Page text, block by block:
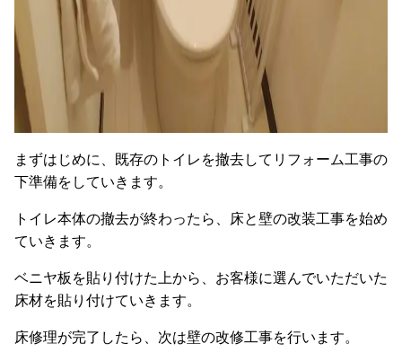
まずはじめに、既存のトイレを撤去してリフォーム工事の
下準備をしていきます。
トイレ本体の撤去が終わったら、床と壁の改装工事を始め
ていきます。
ベニヤ板を貼り付けた上から、お客様に選んでいただいた
床材を貼り付けていきます。
床修理が完了したら、次は壁の改修工事を行います。